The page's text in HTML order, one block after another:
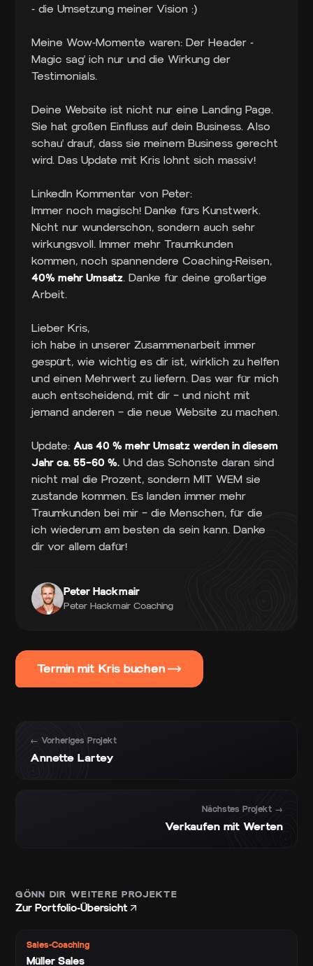
- die Umsetzung meiner Vision :)
Meine Wow-Momente waren: Der Header -
Magic sag' ich nur und die Wirkung der
Testimonials.
Deine Website ist nicht nur eine Landing Page.
Sie hat großen Einfluss auf dein Business. Also
schau' drauf, dass sie meinem Business gerecht
wird. Das Update mit Kris lohnt sich massiv!
LinkedIn Kommentar von Peter:
Immer noch magisch! Danke fürs Kunstwerk.
Nicht nur wunderschön, sondern auch sehr
wirkungsvoll. Immer mehr Traumkunden
kommen, noch spannendere Coaching-Reisen,
40% mehr Umsatz. Danke für deine großartige
Arbeit.
Lieber Kris,
ich habe in unserer Zusammenarbeit immer
gespürt, wie wichtig es dir ist, wirklich zu helfen
und einen Mehrwert zu liefern. Das war für mich
auch entscheidend, mit dir – und nicht mit
jemand anderen – die neue Website zu machen.
Update:Aus 40 % mehr Umsatz werden in diesem
Jahr ca. 55–60 %. Und das Schönste daran sind
nicht mal die Prozent, sondern MIT WEM sie
zustande kommen. Es landen immer mehr
Traumkunden bei mir – die Menschen, für die
ich wiederum am besten da sein kann. Danke
dir vor allem dafür!
Peter Hackmair
Peter Hackmair Coaching
Termin mit Kris buchen
← Vorheriges Projekt
Annette Lartey
Nächstes Projekt →
Verkaufen mit Werten
GÖNN DIR WEITERE PROJEKTE
Zur Portfolio-Übersicht
Sales-Coaching
Müller Sales